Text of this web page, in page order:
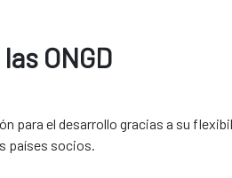
ONGD
para el desarrollo gracias a su
países socios.